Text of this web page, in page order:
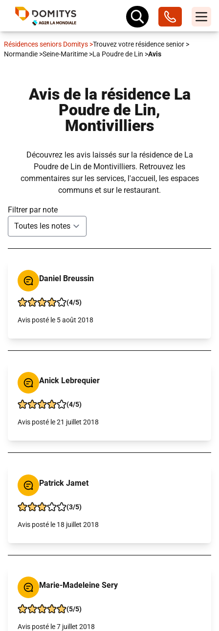
Résidences seniors Domitys >Trouvez votre résidence senior >
Normandie >Seine-Maritime >La Poudre de Lin >Avis
Avis de la résidence La
Poudre de Lin,
Montivilliers
Découvrez les avis laissés sur la résidence de La
Poudre de Lin de Montivilliers. Retrouvez les
commentaires sur les services, l'accueil, les espaces
communs et sur le restaurant.
Filtrer par note
Daniel Breussin
(4/5)
Avis posté le 5 août 2018
Anick Lebrequier
(4/5)
Avis posté le 21 juillet 2018
Patrick Jamet
(3/5)
Avis posté le 18 juillet 2018
Marie-Madeleine Sery
(5/5)
Avis posté le 7 juillet 2018